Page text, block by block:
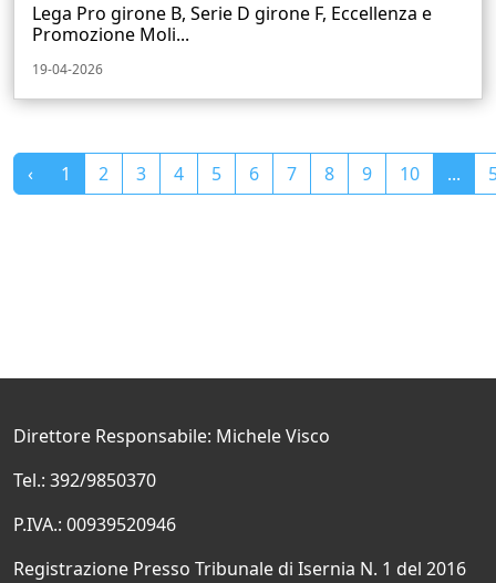
Lega Pro girone B, Serie D girone F, Eccellenza e
Promozione Moli...
19-04-2026
‹ 1 2 3 4 5 6 7 8 9 10 ...
Direttore Responsabile: Michele Visco
Tel.: 392/9850370
P.IVA.: 00939520946
Registrazione Presso Tribunale di Isernia N. 1 del 2016